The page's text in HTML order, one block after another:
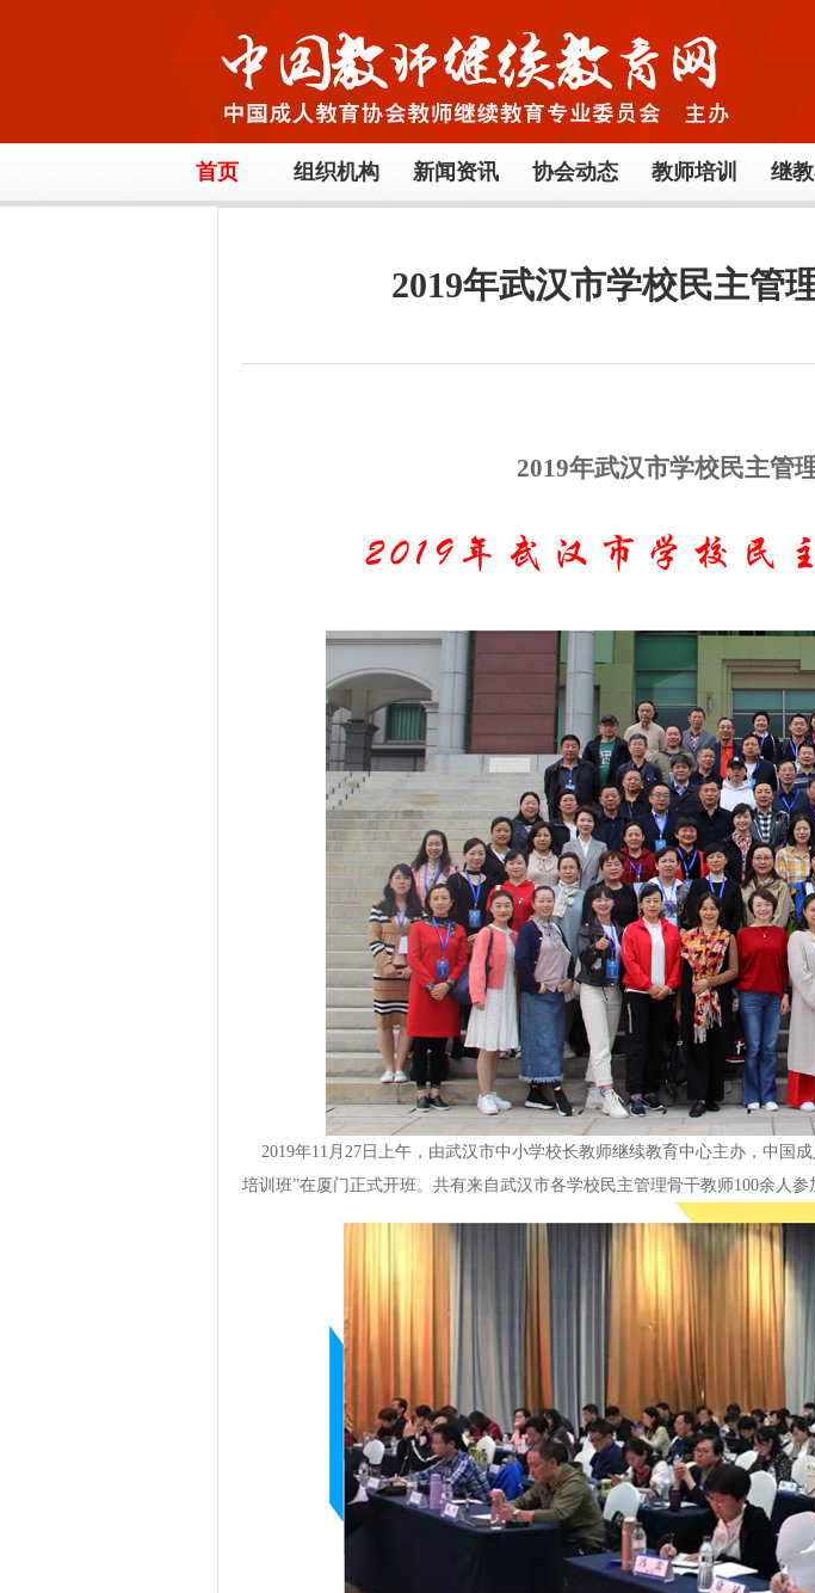
首页 组织机构 新闻资讯 协会动态 教师培训 继
2019年武汉市学校民主管
2019年武汉市学校民主管
2019年11月27日上午，由武汉市中小学校长教师继续教育中心主办，中国
培训班”在厦门正式开班。共有来自武汉市各学校民主管理骨干教师100余人参